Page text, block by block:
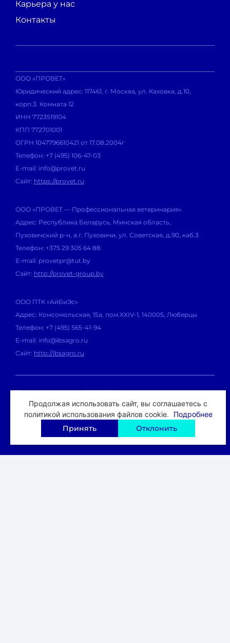
развития и функционирования нервной системы
животных.
креатина содержится в белке животного
происхождения. Однако, основу рационов сегодня
составляют растительные компоненты.
В результате применения
увеличение привесов и уменьшение конверсии
корма.
ДобавлениеКРЕАМИНО®
также полноценного иммунитета.
Использование КРЕАМИНО® в кормлении
животных способствует улучшению
воспроизводительных качеств, активному росту и
развитию, а также повышению продуктивности.
КРЕАМИНО® восполняет потребность в креатине и
дает энергию клеткам иммунной системы для
активной работы клеточного иммунитета и
продукции антител, а также сперматозоидам и
яйцеклеткам для лучшего воспроизводства.
КРЕАМИНО®улучшает сперматогенез и овогенез,
повышает концентрацию, активность и
сохранность семени, а также оплодотворяемость
благодаря лучшему росту и развитию фолликулов.
Креатинфосфат в небольших количествах
Карьера у нас
Контакты
ООО «ПРОВЕТ»
Юридический адрес: 117461, г. Москва, ул. Каховка, д.10,
корп.3. Комната 12
ИНН 7723519104
КПП 772701001
ОГРН 1047796610421 от 17.08.2004г
Телефон: +7 (495) 106-47-03
E-mail: info@provet.ru
Сайт: https://provet.ru
ООО «ПРОВЕТ — Профессиональная ветеринария»
Адрес: Республика Беларусь, Минская область,
Пуховичский р-н, а.г. Пуховичи, ул. Советская, д.90, каб.3
Телефон: +375 29 305 64 88
E-mail: provetpr@tut.by
Сайт: http://provet-group.by
ООО ПТК «АйБиЭс»
Адрес: Комсомольская, 15а, пом.XXIV-1, 140005, Люберцы
Телефон: +7 (495) 565-41-94
E-mail: info@ibsagro.ru
Сайт: http://ibsagro.ru
Все права защищены © 2026 Provet.ru
Политика в отношении обработки персональных данных
Согласие на обработку персональных данных
Продолжая использовать сайт, вы соглашаетесь с
политикой использования файлов cookie.
Подробнее
Принять Отклонить